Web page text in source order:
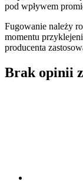
pod wpływem
Fugowanie należy
momentu
producenta
Brak opinii